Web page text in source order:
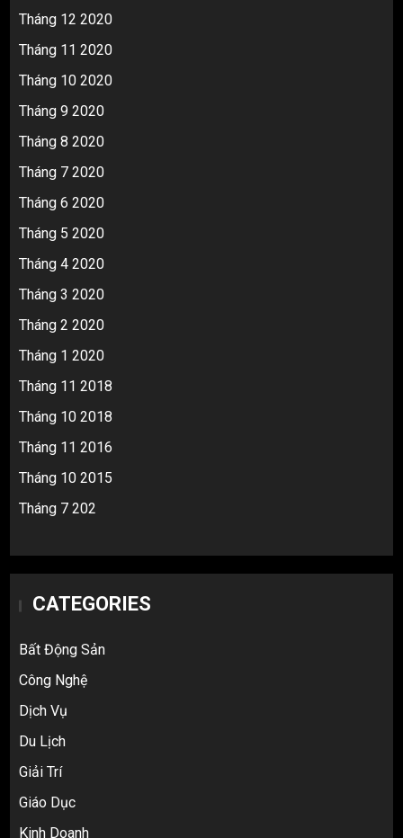
Tháng 12 2020
Tháng 11 2020
Tháng 10 2020
Tháng 9 2020
Tháng 8 2020
Tháng 7 2020
Tháng 6 2020
Tháng 5 2020
Tháng 4 2020
Tháng 3 2020
Tháng 2 2020
Tháng 1 2020
Tháng 11 2018
Tháng 10 2018
Tháng 11 2016
Tháng 10 2015
Tháng 7 202
CATEGORIES
Bất Động Sản
Công Nghệ
Dịch Vụ
Du Lịch
Giải Trí
Giáo Dục
Kinh Doanh